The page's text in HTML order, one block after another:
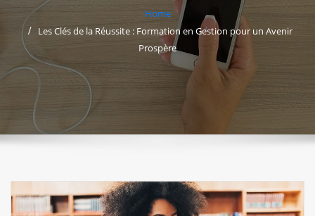
Home
Les Clés de la Réussite : Formation en Gestion pour un Avenir
Prospère